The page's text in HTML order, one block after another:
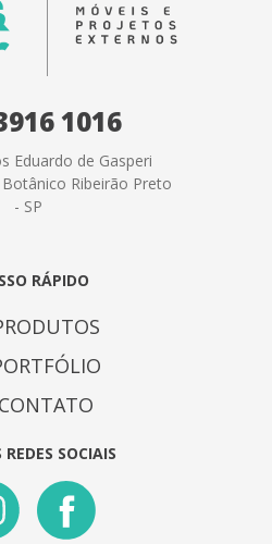
1016
Eduardo de Gasperi
Botânico Ribeirão Preto
- SP
RÁPIDO
CONTATO
REDES SOCIAIS